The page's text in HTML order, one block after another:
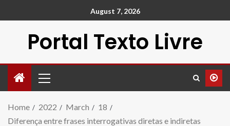
August 7, 2026
Portal Texto Livre
Home 2022 March
18
Diferença entre frases interrogativas diretas e indiretas